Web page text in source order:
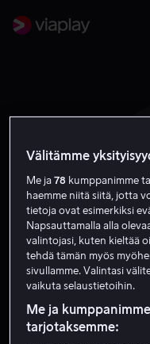
Välitämme
Me ja78 kumppanimme
haemme niitä siitä, jotta
tietoja ovat esimerkiksi
Napsauttamalla alla
valintojasi, kuten kieltää
tehdä tämän myös
sivullamme. Valintasi
vaikuta selaustietoihin.
Me ja
tarjotaksemme: